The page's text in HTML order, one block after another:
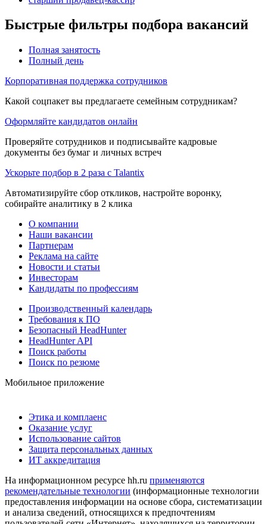
Быстрые фильтры подбора вакансий
Полная занятость
Полный день
Корпоративная поддержка сотрудников
Какой соцпакет вы предлагаете семейным сотрудникам?
Оформляйте кандидатов онлайн
Проверяйте сотрудников и подписывайте кадровые
документы без бумаг и личных встреч
Ускорьте подбор в 2 раза с Talantix
Автоматизируйте сбор откликов, настройте воронку,
собирайте аналитику в 2 клика
О компании
Наши вакансии
Партнерам
Реклама на сайте
Новости и статьи
Инвесторам
Кандидаты по профессиям
Производственный календарь
Требования к ПО
Безопасный HeadHunter
HeadHunter API
Поиск работы
Поиск по резюме
Мобильное приложение
Этика и комплаенс
Оказание услуг
Использование сайтов
Защита персональных данных
ИТ аккредитация
На информационном ресурсе hh.ru применяются
рекомендательные технологии (информационные технологии
предоставления информации на основе сбора, систематизации
и анализа сведений, относящихся к предпочтениям